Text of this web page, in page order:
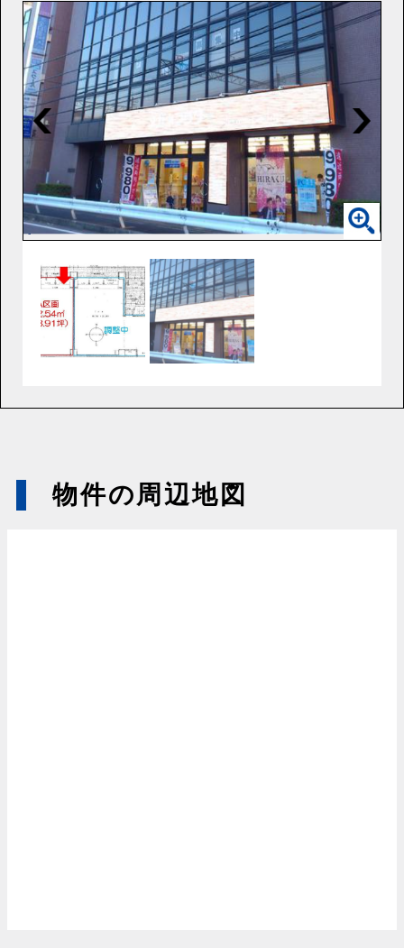
物件の周辺地図